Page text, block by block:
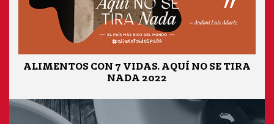
ALIMENTOS CON 7 VIDAS. AQUÍ NO SE TIRA
NADA 2022